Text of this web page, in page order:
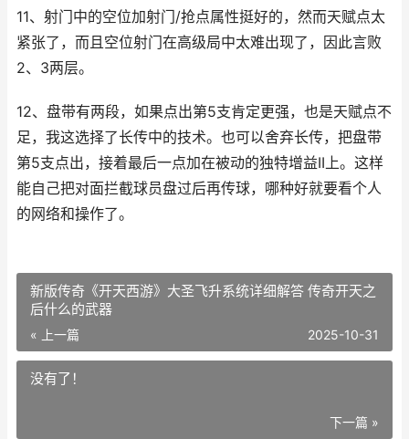
11、射门中的空位加射门/抢点属性挺好的，然而天赋点太
紧张了，而且空位射门在高级局中太难出现了，因此言败
2、3两层。
12、盘带有两段，如果点出第5支肯定更强，也是天赋点不
足，我这选择了长传中的技术。也可以舍弃长传，把盘带
第5支点出，接着最后一点加在被动的独特增益II上。这样
能自己把对面拦截球员盘过后再传球，哪种好就要看个人
的网络和操作了。
新版传奇《开天西游》大圣飞升系统详细解答 传奇开天之
后什么的武器
« 上一篇 2025-10-31
没有了！
下一篇 »